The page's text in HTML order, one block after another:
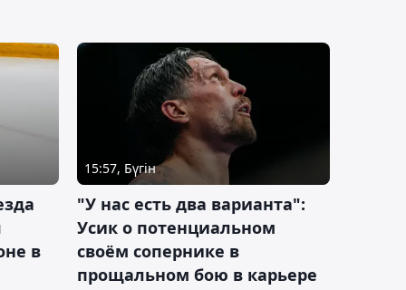
в
15:57, Бүгін
"У нас есть два варианта":
Усик о потенциальном
своём сопернике в
прощальном бою в карьере